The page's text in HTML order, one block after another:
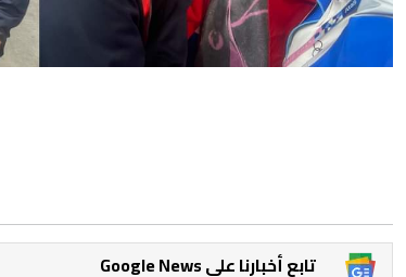
Google News تابع أخبارنا على